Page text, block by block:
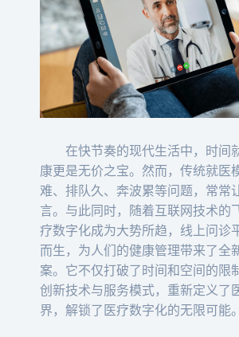
在快节奏的现代生活中，时间
康更是无价之宝。然而，传统就医
难、排队久、奔波累等问题，常常
言。与此同时，随着互联网技术的
疗数字化成为大势所趋，线上问诊
而生，为人们的健康管理带来了全
案。它不仅打破了时间和空间的限
创新技术与服务模式，重新定义了
界，解锁了医疗数字化的无限可能。